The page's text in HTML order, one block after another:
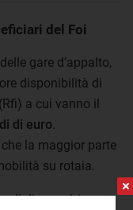
del Foi
gare d’appalto,
disponibilità di
(Rfi) a cui vanno il
di euro
la maggior parte
su rotaia.
di euro, è invece